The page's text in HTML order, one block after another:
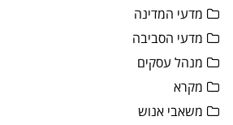
מדעי המדינה
מדעי הסביבה
מנהל עסקים
מקרא
משאבי אנוש